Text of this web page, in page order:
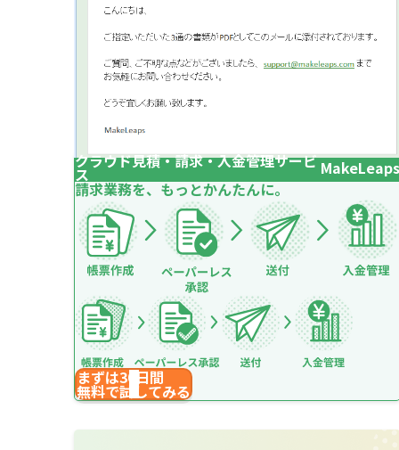
クラウド見積・請求・入金管理サービ
ス
MakeLeaps
請求業務を、もっとかんたんに。
まずは30日間
無料で試してみる